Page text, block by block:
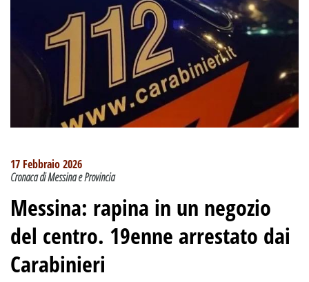
17 Febbraio 2026
Cronaca di Messina e Provincia
Messina: rapina in un negozio
del centro. 19enne arrestato dai
Carabinieri